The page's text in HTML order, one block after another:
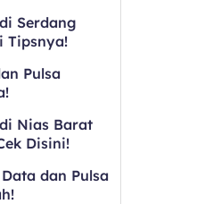
Serdang
Tipsnya!
Pulsa
Nias Barat
Disini!
dan Pulsa